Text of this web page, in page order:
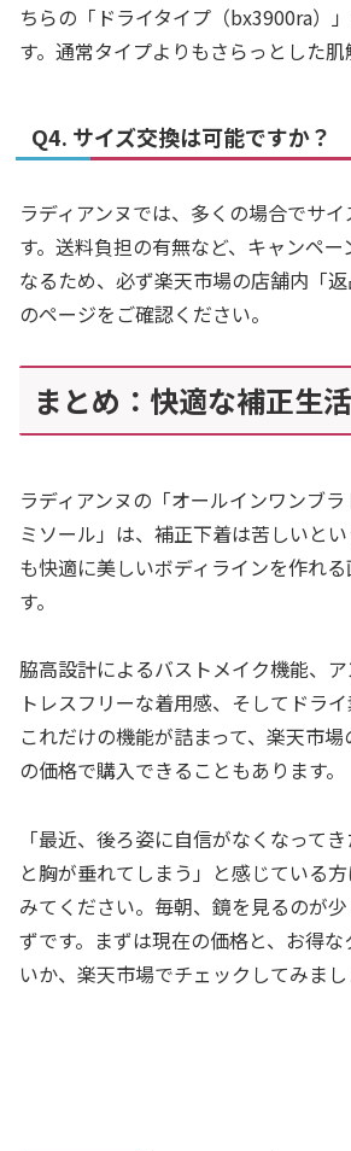
ちらの「ドライタイプ（bx3900ra）
す。通常タイプよりもさらっとした肌
Q4. サイズ交換は可能ですか？
ラディアンヌでは、多くの場合でサ
す。送料負担の有無など、キャンペ
なるため、必ず楽天市場の店舗内「返
のページをご確認ください。
まとめ：快適な補正生
ラディアンヌの「オールインワンブ
ミソール」は、補正下着は苦しいと
も快適に美しいボディラインを作れ
す。
脇高設計によるバストメイク機能、
トレスフリーな着用感、そしてドライ
これだけの機能が詰まって、楽天市
の価格で購入できることもあります。
「最近、後ろ姿に自信がなくなって
と胸が垂れてしまう」と感じている
みてください。毎朝、鏡を見るのが
ずです。まずは現在の価格と、お得
いか、楽天市場でチェックしてみまし